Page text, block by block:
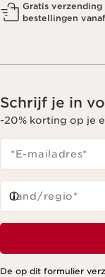
Gratis verzending
bestellingen
Schrijf je in
-20% korting op je
*E-mailadres*
Land/regio*
De op dit formulier